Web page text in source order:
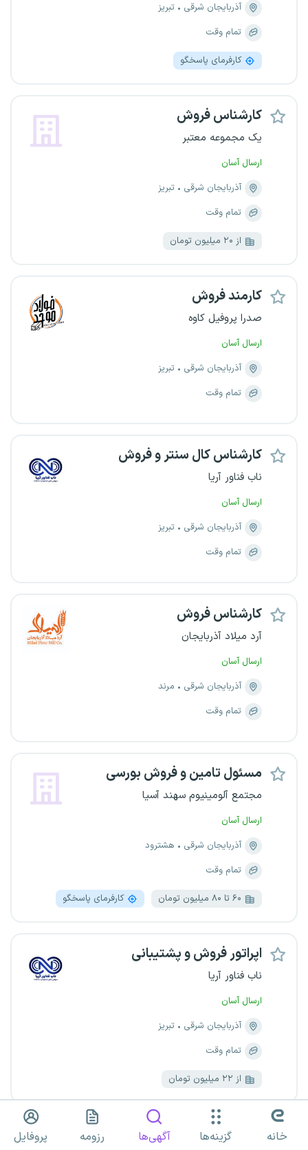
آذربایجان شرقی
تبریز
تمام وقت
کارفرمای پاسخگو
کارشناس فروش
یک مجموعه معتبر
ارسال آسان
آذربایجان شرقی
تبریز
تمام وقت
از ۲۰ میلیون تومان
کارمند فروش
صدرا پروفیل کاوه
ارسال آسان
آذربایجان شرقی
تبریز
تمام وقت
کارشناس کال سنتر و فروش
ناب فناور آریا
ارسال آسان
آذربایجان شرقی
تبریز
تمام وقت
کارشناس فروش
آرد میلاد آذربایجان
ارسال آسان
آذربایجان شرقی
مرند
تمام وقت
مسئول تامین و فروش بورسی
مجتمع آلومینیوم سهند آسیا
ارسال آسان
آذربایجان شرقی
هشترود
تمام وقت
۶۰ تا ۸۰ میلیون تومان کارفرمای پاسخگو
اپراتور فروش و پشتیبانی
ناب فناور آریا
ارسال آسان
آذربایجان شرقی
تبریز
تمام وقت
از ۲۲ میلیون تومان
کارشناس فروش و بازاریابی خانه گزینه‌ها آگهی‌ها رزومه پروفایل